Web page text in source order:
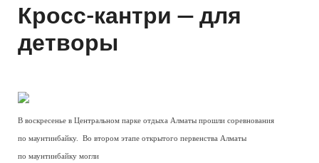
Кросс-кантри — для
детворы
В воскресенье в Центральном парке отдыха Алматы прошли соревнования
по маунтинбайку. Во втором этапе открытого первенства Алматы
по маунтинбайку могли